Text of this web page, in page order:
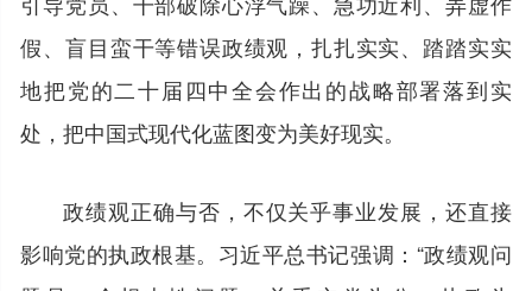
假、盲目蛮干等错误政绩观，扎扎实实、踏踏实实
地把党的二十届四中全会作出的战略部署落到实
处，把中国式现代化蓝图变为美好现实。
政绩观正确与否，不仅关乎事业发展，还直接
影响党的执政根基。习近平总书记强调：“政绩观问